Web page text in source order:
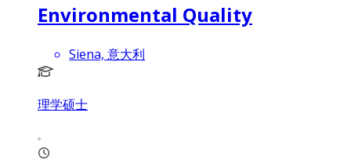
Environmental Quality
Siena, 意大利
理学硕士